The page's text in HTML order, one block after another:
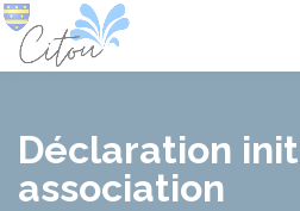
Déclaration
association